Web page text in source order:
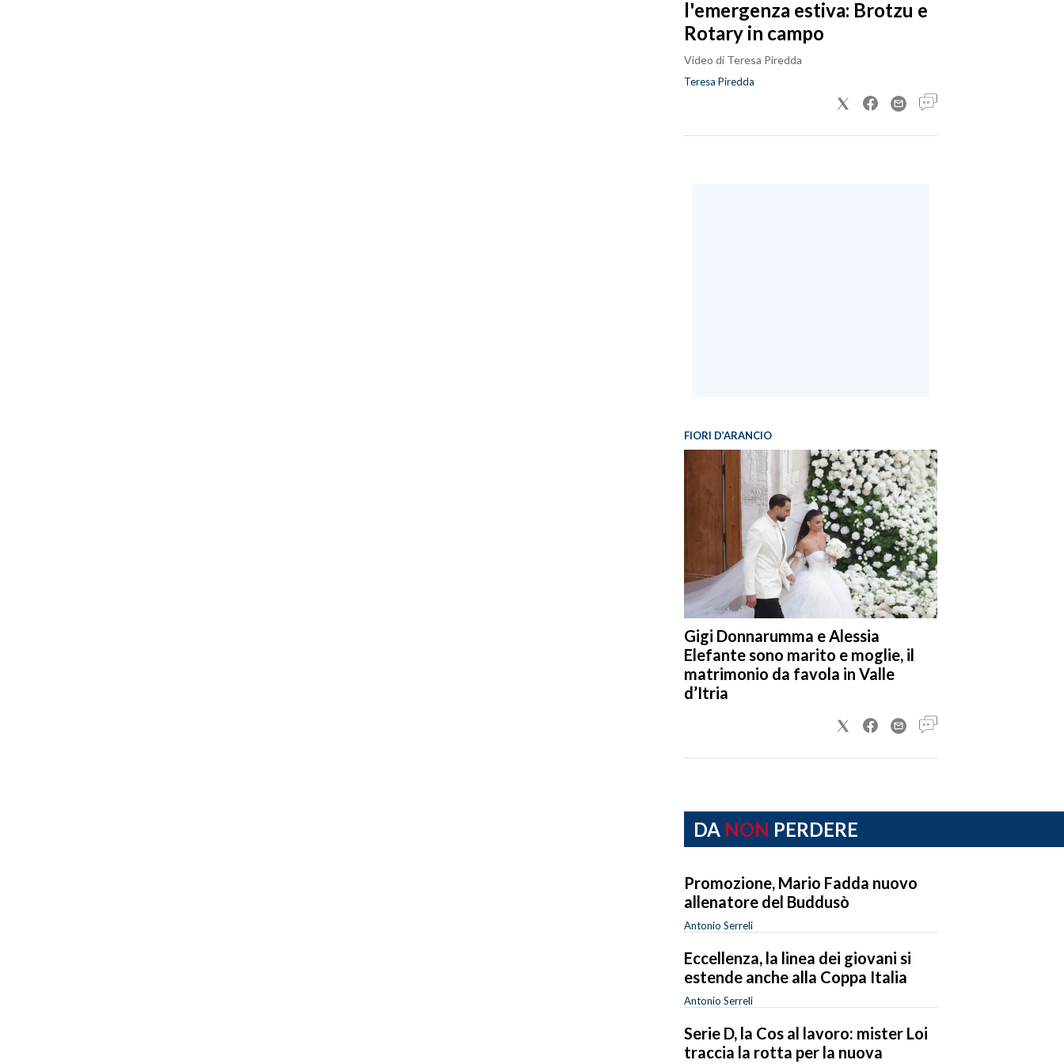
l'emergenza estiva: Brotzu e
Rotary in campo
Video di Teresa Piredda
Teresa Piredda
FIORI D’ARANCIO
Gigi Donnarumma e Alessia
Elefante sono marito e moglie, il
matrimonio da favola in Valle
d’Itria
DA NON PERDERE
Promozione, Mario Fadda nuovo
allenatore del Buddusò
Antonio Serreli
Eccellenza, la linea dei giovani si
estende anche alla Coppa Italia
Antonio Serreli
Serie D, la Cos al lavoro: mister Loi
traccia la rotta per la nuova